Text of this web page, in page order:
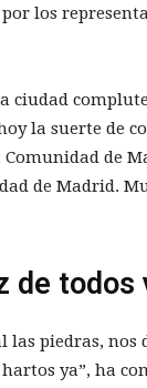
los
ciudad
la suerte de
de
de Madrid.
de todos
las piedras, nos
ya”, ha